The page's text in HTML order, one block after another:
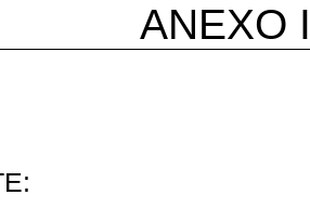
ANEXO